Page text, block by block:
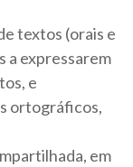
textos (orais e
a expressarem
e
ortográficos,
em